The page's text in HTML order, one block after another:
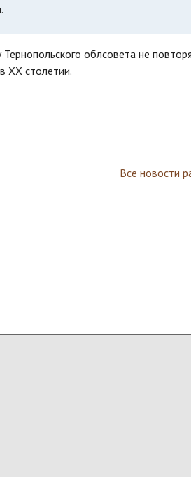
облсовета не
ХХ столетии.
Все новости